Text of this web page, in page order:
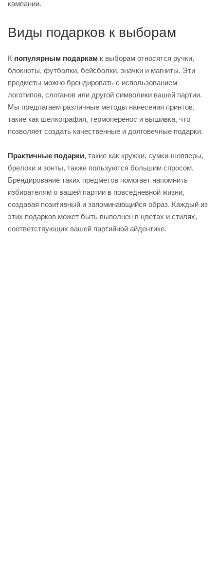
кампании.
Виды подарков к выборам
К популярным подаркам к выборам относятся ручки,
блокноты, футболки, бейсболки, значки и магниты. Эти
предметы можно брендировать с использованием
логотипов, слоганов или другой символики вашей партии.
Мы предлагаем различные методы нанесения принтов,
такие как шелкография, термоперенос и вышивка, что
позволяет создать качественные и долговечные подарки.
Практичные подарки, такие как кружки, сумки-шопперы,
брелоки и зонты, также пользуются большим спросом.
Брендирование таких предметов помогает напомнить
избирателям о вашей партии в повседневной жизни,
создавая позитивный и запоминающийся образ. Каждый из
этих подарков может быть выполнен в цветах и стилях,
соответствующих вашей партийной айдентике.